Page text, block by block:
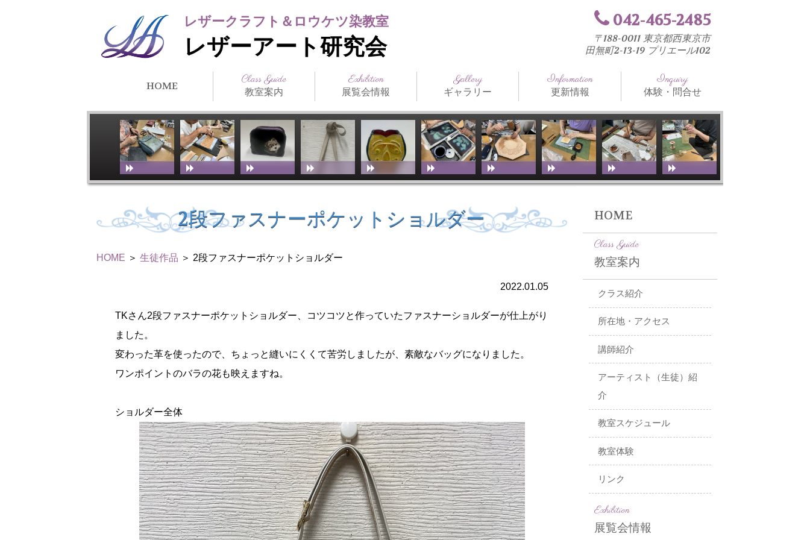
レザークラフト＆ロウケツ染教室
レザーアート研究会
042-465-2485
〒188-0011 東京都西東京市
田無町2-13-19 プリエール102
HOME Class Guide
教室案内
クラス紹介
所在地・アクセス
講師紹介
アーティスト（生
徒）紹介
教室スケジュール
教室体験
リンク
Exhibition
展覧会情報
まつだみちこ個展
教室展覧会
その他展覧会
日本の公募展
ILCE（International
Leather Craft
Exhibition）
日本革工芸展
海外の公募展
IFoLG
World Leather
Debut(Sheridan)
Gallery
ギャラリー
講師作品
生徒作品
作品別一覧
技法別一覧
販売品
メディア掲載
Information
更新情報
お知らせ
技法と工具
教室ブログ
Inquiry
体験・問合せ
2段ファスナーポケットショルダー
HOME ＞生徒作品 ＞ 2段ファスナーポケットショルダー
2022.01.05
TKさん2段ファスナーポケットショルダー、コツコツと作っていたファスナーショルダーが仕上がり
ました。
変わった革を使ったので、ちょっと縫いにくくて苦労しましたが、素敵なバッグになりました。
ワンポイントのバラの花も映えますね。
ショルダー全体
HOME
Class Guide
教室案内
クラス紹介
所在地・アクセス
講師紹介
アーティスト（生徒）紹
介
教室スケジュール
教室体験
リンク
Exhibition
展覧会情報